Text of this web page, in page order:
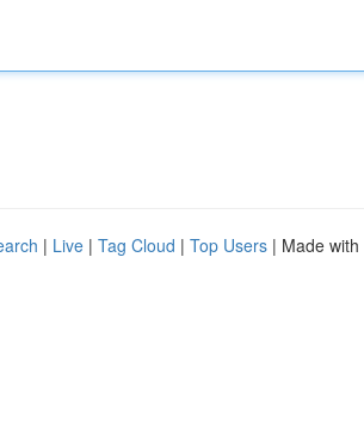
| Live | Tag Cloud | Top Users | Made with